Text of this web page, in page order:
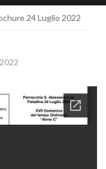
24 Luglio 2022